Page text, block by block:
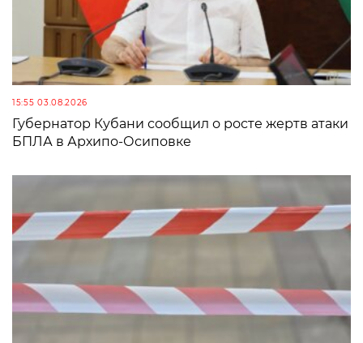
15:55 03.08.2026
Губернатор Кубани сообщил о росте жертв атаки
БПЛА в Архипо-Осиповке